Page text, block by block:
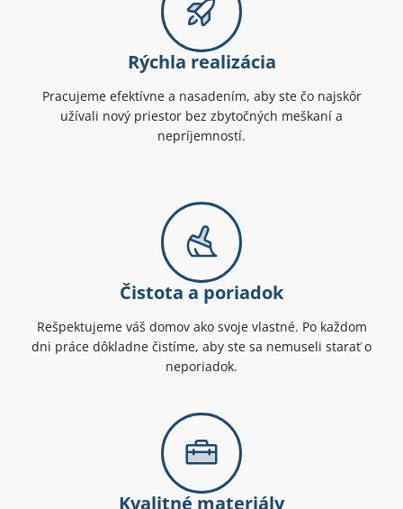
Rýchla realizácia
Pracujeme efektívne a nasadením, aby ste čo najskôr
užívali nový priestor bez zbytočných meškaní a
nepríjemností.
Čistota a poriadok
Rešpektujeme váš domov ako svoje vlastné. Po každom
dni práce dôkladne čistíme, aby ste sa nemuseli starať o
neporiadok.
Kvalitné materiály